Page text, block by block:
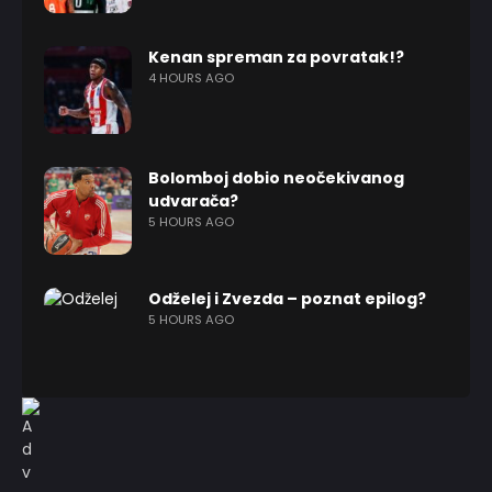
Kenan spreman za povratak!?
4 HOURS AGO
Bolomboj dobio neočekivanog
udvarača?
5 HOURS AGO
Odželej i Zvezda – poznat epilog?
5 HOURS AGO